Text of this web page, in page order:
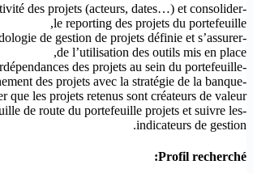
des projets (acteurs, dates…) et consolider
le reporting des projets du portefeuille,
de gestion de projets définie et s’assurer
de l’utilisation des outils mis en place,
-Identifier les interdépendances des projets au sein du portefeuille,
des projets avec la stratégie de la banque
que les projets retenus sont créateurs de valeur,
de route du portefeuille projets et suivre les
indicateurs de gestion.
Profil recherché: